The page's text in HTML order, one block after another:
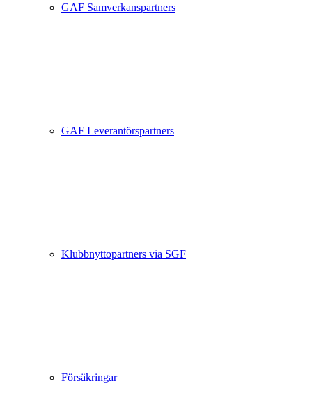
GAF Samverkanspartners
GAF Leverantörspartners
Klubbnyttopartners via SGF
Försäkringar